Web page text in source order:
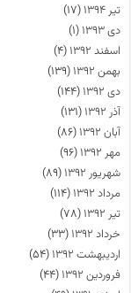
تیر ۱۳۹۴
(۱۷)
دی ۱۳۹۳
(۱)
اسفند ۱۳۹۲
(۴)
بهمن ۱۳۹۲
(۱۳۹)
دی ۱۳۹۲
(۱۴۴)
آذر ۱۳۹۲
(۱۳۱)
آبان ۱۳۹۲
(۸۶)
مهر ۱۳۹۲
(۹۶)
شهریور ۱۳۹۲
(۸۹)
مرداد ۱۳۹۲
(۱۱۴)
تیر ۱۳۹۲
(۷۸)
خرداد ۱۳۹۲
(۳۳)
اردیبهشت ۱۳۹۲
(۵۴)
فروردین ۱۳۹۲
(۴۴)